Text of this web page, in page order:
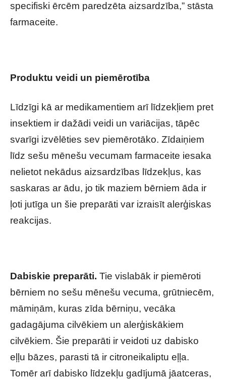
specifiski ērcēm paredzēta aizsardzība,” stāsta
farmaceite.
Produktu veidi un piemērotība
Līdzīgi kā ar medikamentiem arī līdzekļiem pret
insektiem ir dažādi veidi un variācijas, tāpēc
svarīgi izvēlēties sev piemērotāko. Zīdaiņiem
līdz sešu mēnešu vecumam farmaceite iesaka
nelietot nekādus aizsardzības līdzekļus, kas
saskaras ar ādu, jo tik maziem bērniem āda ir
ļoti jutīga un šie preparāti var izraisīt alerģiskas
reakcijas.
Dabiskie preparāti. Tie vislabāk ir piemēroti
bērniem no sešu mēnešu vecuma, grūtniecēm,
māmiņām, kuras zīda bērniņu, vecāka
gadagājuma cilvēkiem un alerģiskākiem
cilvēkiem. Šie preparāti ir veidoti uz dabisko
eļļu bāzes, parasti tā ir citroneikaliptu eļļa.
Tomēr arī dabisko līdzekļu gadījumā jāatceras,